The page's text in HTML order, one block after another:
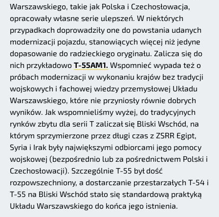
Warszawskiego, takie jak Polska i Czechosłowacja,
opracowały własne serie ulepszeń. W niektórych
przypadkach doprowadziły one do powstania udanych
modernizacji pojazdu, stanowiących więcej niż jedyne
dopasowanie do radzieckiego oryginału. Zalicza się do
nich przykładowo T-55AM1. Wspomnieć wypada też o
próbach modernizacji w wykonaniu krajów bez tradycji
wojskowych i fachowej wiedzy przemysłowej Układu
Warszawskiego, które nie przyniosły równie dobrych
wyników. Jak wspomnieliśmy wyżej, do tradycyjnych
rynków zbytu dla serii T zaliczał się Bliski Wschód, na
którym sprzymierzone przez długi czas z ZSRR Egipt,
Syria i Irak były największymi odbiorcami jego pomocy
wojskowej (bezpośrednio lub za pośrednictwem Polski i
Czechosłowacji). Szczególnie T-55 był dość
rozpowszechniony, a dostarczanie przestarzałych T-54 i
T-55 na Bliski Wschód stało się standardową praktyką
Układu Warszawskiego do końca jego istnienia.